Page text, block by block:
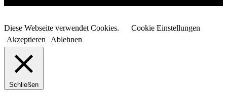
Anfang
scrollen
Diese Webseite verwendet Cookies.
Cookie Einstellungen
Akzeptieren
Ablehnen
Schließen